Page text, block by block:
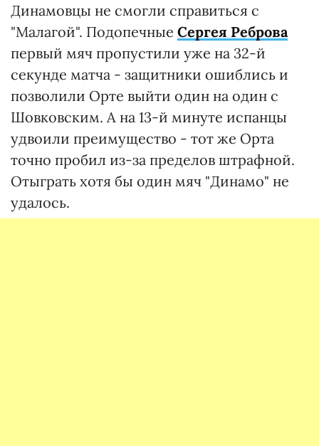
Динамовцы не смогли справиться с
"Малагой". Подопечные Сергея Реброва
первый мяч пропустили уже на 32-й
секунде матча - защитники ошиблись и
позволили Орте выйти один на один с
Шовковским. А на 13-й минуте испанцы
удвоили преимущество - тот же Орта
точно пробил из-за пределов штрафной.
Отыграть хотя бы один мяч "Динамо" не
удалось.